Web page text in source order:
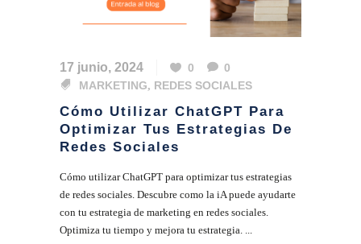
17 junio, 2024 0
0
MARKETING, REDES SOCIALES
Cómo Utilizar ChatGPT Para
Optimizar Tus Estrategias De
Redes Sociales
Cómo utilizar ChatGPT para optimizar tus estrategias
de redes sociales. Descubre como la iA puede ayudarte
con tu estrategia de marketing en redes sociales.
Optimiza tu tiempo y mejora tu estrategia. ...